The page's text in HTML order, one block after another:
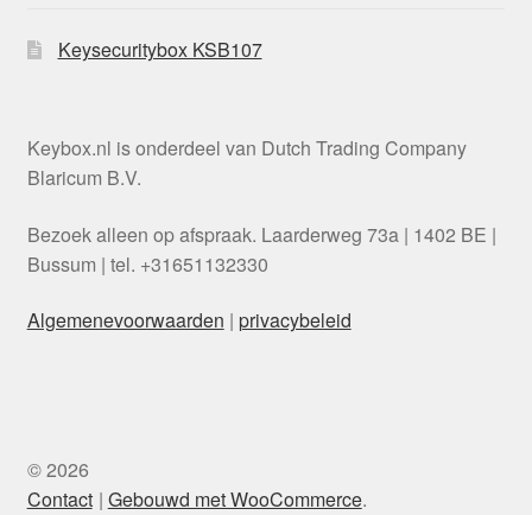
Keysecuritybox KSB107
Keybox.nl is onderdeel van Dutch Trading Company
Blaricum B.V.
Bezoek alleen op afspraak. Laarderweg 73a | 1402 BE |
Bussum | tel. +31651132330
Algemenevoorwaarden | privacybeleid
© 2026
Contact Gebouwd met WooCommerce.